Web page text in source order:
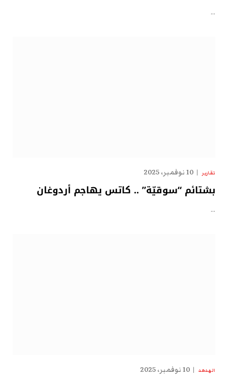
…
تقارير 10 نوفمبر، 2025
بشتائم “سوقيّة” .. كاتس يهاجم أردوغان
…
الهدهد 10 نوفمبر، 2025